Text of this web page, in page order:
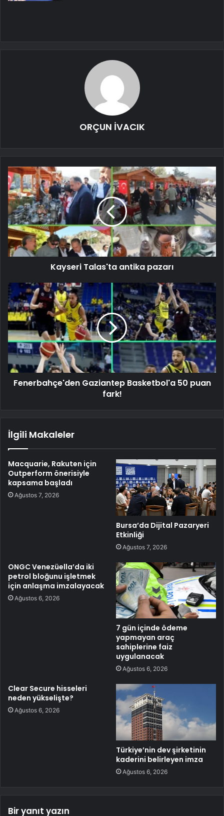
ORÇUN İVACIK
Kayseri Talas'ta antika pazarı
Fenerbahçe'den Gaziantep Basketbol'a 50 puan
fark!
İlgili Makaleler
Macquarie, Rakuten için
Outperform önerisiyle
kapsama başladı
Ağustos 7, 2026
Bursa’da Dijital Pazaryeri
Etkinliği
Ağustos 7, 2026
ONGC Venezüella’da iki
petrol bloğunu işletmek
için anlaşma imzalayacak
Ağustos 6, 2026
7 gün içinde ödeme
yapmayan araç
sahiplerine faiz
uygulanacak
Ağustos 6, 2026
Clear Secure hisseleri
neden yükselişte?
Ağustos 6, 2026
Türkiye’nin dev şirketinin
kaderini belirleyen imza
Ağustos 6, 2026
Bir yanıt yazın